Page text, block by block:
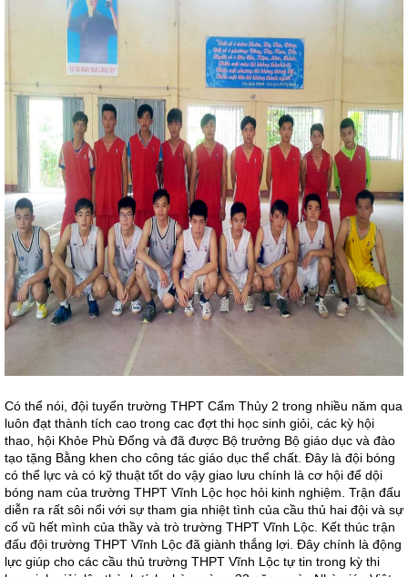
Có thể nói, đội tuyển trường THPT Cẩm Thủy 2 trong nhiều năm qua
luôn đạt thành tích cao trong cac đợt thi học sinh giỏi, các kỳ hội
thao, hội Khỏe Phù Đổng và đã được Bộ trưởng Bộ giáo dục và đào
tạo tặng Bằng khen cho công tác giáo dục thể chất. Đây là đội bóng
có thể lực và có kỹ thuật tốt do vậy giao lưu chính là cơ hội để dội
bóng nam của trường THPT Vĩnh Lộc học hỏi kinh nghiệm. Trận đấu
diễn ra rất sôi nổi với sự tham gia nhiệt tình của cầu thủ hai đội và sự
cổ vũ hết mình của thầy và trò trường THPT Vĩnh Lộc. Kết thúc trận
đấu đội trường THPT Vĩnh Lộc đã giành thắng lợi. Đây chính là động
lực giúp cho các cầu thủ trường THPT Vĩnh Lộc tự tin trong kỳ thi